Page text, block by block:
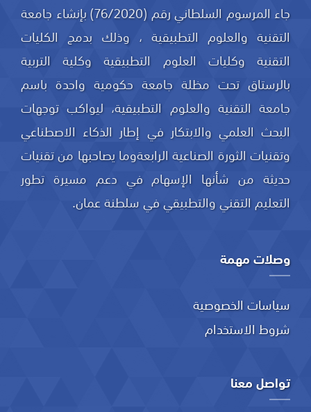
جاء المرسوم السلطاني رقم (76/2020) بإنشاء جامعة
التقنية والعلوم التطبيقية ، وذلك بدمج الكليات
التقنية وكليات العلوم التطبيقية وكلية التربية
بالرستاق تحت مظلة جامعة حكومية واحدة باسم
جامعة التقنية والعلوم التطبيقية، ليواكب توجهات
البحث العلمي والابتكار في إطار الذكاء الاصطناعي
وتقنيات الثورة الصناعية الرابعةوما يصاحبها من تقنيات
حديثة من شأنها الإسهام في دعم مسيرة تطور
التعليم التقني والتطبيقي في سلطنة عمان.
وصلات مهمة
سياسات الخصوصية
شروط الاستخدام
تواصل معنا